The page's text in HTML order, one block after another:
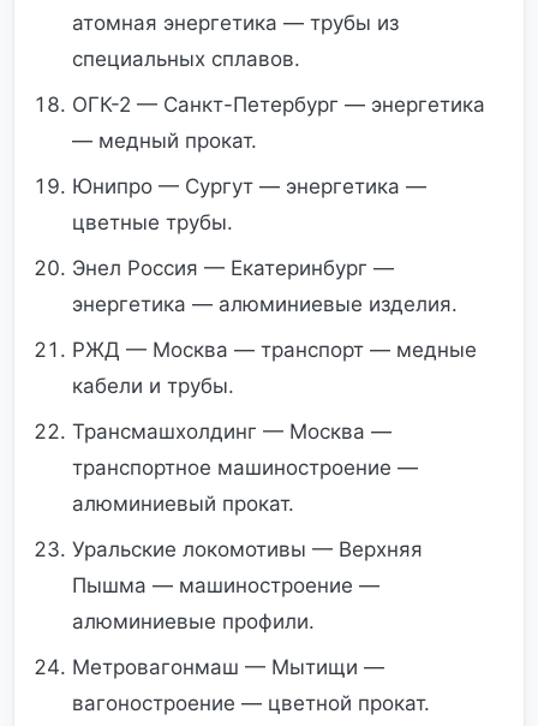
атомная энергетика — трубы из
специальных сплавов.
ОГК-2 — Санкт-Петербург — энергетика
— медный прокат.
Юнипро — Сургут — энергетика —
цветные трубы.
Энел Россия — Екатеринбург —
энергетика — алюминиевые изделия.
РЖД — Москва — транспорт — медные
кабели и трубы.
Трансмашхолдинг — Москва —
транспортное машиностроение —
алюминиевый прокат.
Уральские локомотивы — Верхняя
Пышма — машиностроение —
алюминиевые профили.
Метровагонмаш — Мытищи —
вагоностроение — цветной прокат.